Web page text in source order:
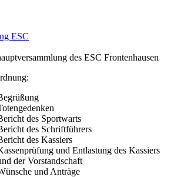
ESC
des ESC Frontenhausen
des Sportwarts
des Schriftführers
des Kassiers
und Entlastung des Kassiers
der Vorstandschaft
und Anträge